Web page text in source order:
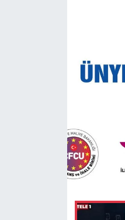
YEREL MEDYA